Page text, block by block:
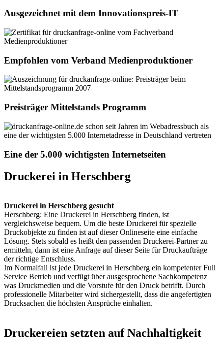
Ausgezeichnet mit dem Innovationspreis-IT
Empfohlen vom Verband Medienproduktioner
Preisträger Mittelstands Programm
Eine der 5.000 wichtigsten Internetseiten
Druckerei in Herschberg
Druckerei in Herschberg gesucht
Herschberg: Eine Druckerei in Herschberg finden, ist
vergleichsweise bequem. Um die beste Druckerei für spezielle
Druckobjekte zu finden ist auf dieser Onlineseite eine einfache
Lösung. Stets sobald es heißt den passenden Druckerei-Partner zu
ermitteln, dann ist eine Anfrage auf dieser Seite für Druckaufträge
der richtige Entschluss.
Im Normalfall ist jede Druckerei in Herschberg ein kompetenter Full
Service Betrieb und verfügt über ausgesprochene Sachkompetenz
was Druckmedien und die Vorstufe für den Druck betrifft. Durch
professionelle Mitarbeiter wird sichergestellt, dass die angefertigten
Drucksachen die höchsten Ansprüche einhalten.
Druckereien setzten auf Nachhaltigkeit